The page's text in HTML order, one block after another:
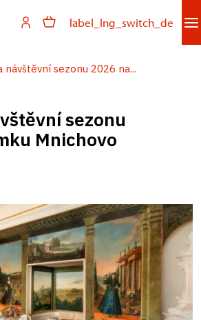
label_lng_switch_de
návštěvní sezonu 2026 na...
sezonu
Mnichovo